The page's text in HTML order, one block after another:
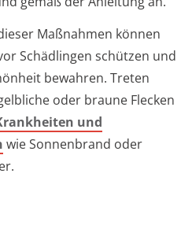
Maßnahmen können
Schädlingen schützen und
bewahren. Treten
oder braune Flecken
und
wie Sonnenbrand oder